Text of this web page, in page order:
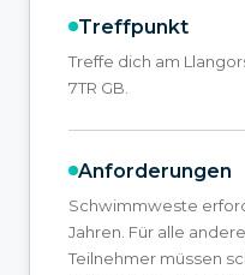
Treffpunkt
Treffe dich am
7TR GB.
Anforderungen
Schwimmweste
Jahren. Für alle
Teilnehmer müssen